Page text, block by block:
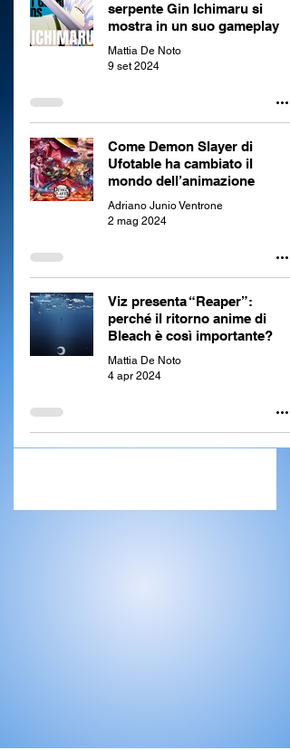
serpente Gin Ichimaru si
mostra in un suo gameplay
Mattia De Noto
9 set 2024
Come Demon Slayer di
Ufotable ha cambiato il
mondo dell’animazione
Adriano Junio Ventrone
2 mag 2024
Viz presenta “Reaper”:
perché il ritorno anime di
Bleach è così importante?
Mattia De Noto
4 apr 2024